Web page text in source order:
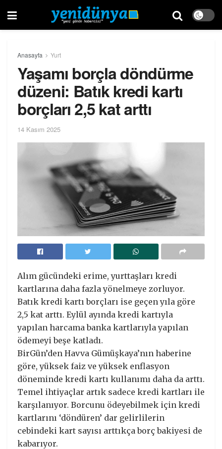
Anasayfa Yurt
Yaşamı borçla döndürme
düzeni: Batık kredi kartı
borçları 2,5 kat arttı
14 Kasım 2025
Alım gücündeki erime, yurttaşları kredi
kartlarına daha fazla yönelmeye zorluyor.
Batık kredi kartı borçları ise geçen yıla göre
2,5 kat arttı. Eylül ayında kredi kartıyla
yapılan harcama banka kartlarıyla yapılan
ödemeyi beşe katladı.
BirGün’den Havva Gümüşkaya’nın haberine
göre, yüksek faiz ve yüksek enflasyon
döneminde kredi kartı kullanımı daha da arttı.
Temel ihtiyaçlar artık sadece kredi kartları ile
karşılanıyor. Borcunu ödeyebilmek için kredi
kartlarını ‘döndüren’ dar gelirlilerin
cebindeki kart sayısı arttıkça borç bakiyesi de
kabarıyor.